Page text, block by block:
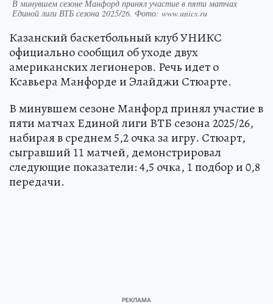
В минувшем сезоне Манфорд принял участие в пяти матчах
Единой лиги ВТБ сезона 2025/26. Фото: www.unics.ru
Казанский баскетбольный клуб УНИКС
официально сообщил об уходе двух
американских легионеров. Речь идет о
Ксавьера Манфорде и Элайджи Стюарте.
В минувшем сезоне Манфорд принял участие в
пяти матчах Единой лиги ВТБ сезона 2025/26,
набирая в среднем 5,2 очка за игру. Стюарт,
сыгравший 11 матчей, демонстрировал
следующие показатели: 4,5 очка, 1 подбор и 0,8
передачи.